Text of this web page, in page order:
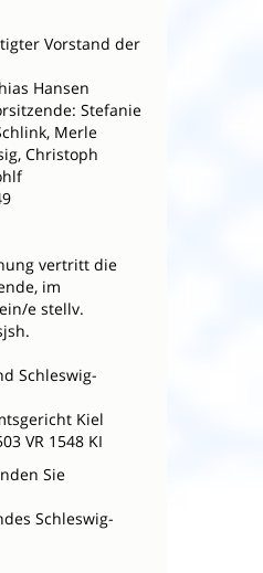
Vorstand der
Hansen
Stefanie
Merle
Christoph
vertritt die
im
e stellv.
Schleswig-
Kiel
VR 1548 KI
Sie
Schleswig-